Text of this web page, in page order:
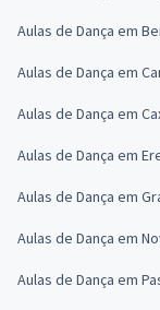
Aulas de Dança em
Aulas de Dança em
Aulas de Dança em
Aulas de Dança em
Aulas de Dança em
Aulas de Dança em
Aulas de Dança em